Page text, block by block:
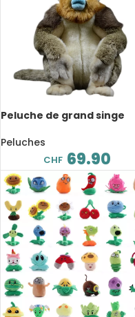
Peluche de grand singe
Peluches
CHF 69.90